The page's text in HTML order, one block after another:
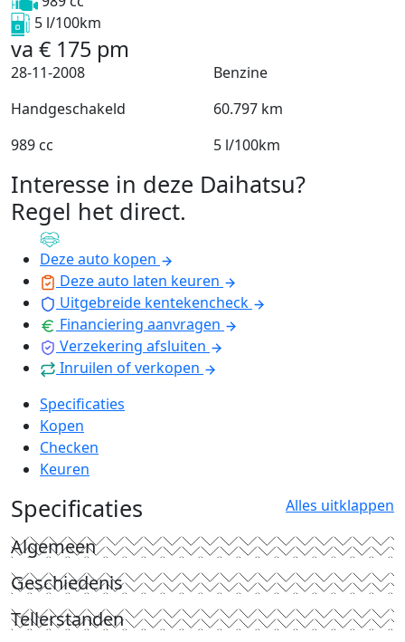
5 l/100km
va € 175 pm
28-11-2008
Benzine
Handgeschakeld
60.797 km
989 cc
5 l/100km
Interesse in deze Daihatsu?
Regel het direct.
Deze auto kopen
Deze auto laten keuren
Uitgebreide kentekencheck
Financiering aanvragen
Verzekering afsluiten
Inruilen of verkopen
Specificaties
Kopen
Checken
Keuren
Specificaties Alles uitklappen
Algemeen
Geschiedenis
Tellerstanden